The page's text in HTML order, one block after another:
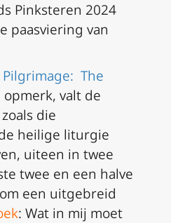
Pinksteren 2024
paasviering van
Pilgrimage: The
opmerk, valt de
die
heilige liturgie
uiteen in twee
twee en een halve
een uitgebreid
: Wat in mij moet